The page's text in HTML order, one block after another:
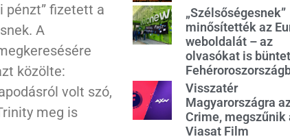
pénzt” fizetett a
A
közölte:
volt szó,
meg is
„Szélsőségesnek”
minősítették az
weboldalát – az
olvasókat is
Visszatér
Magyarországra
Crime, megszűnik
Viasat Film